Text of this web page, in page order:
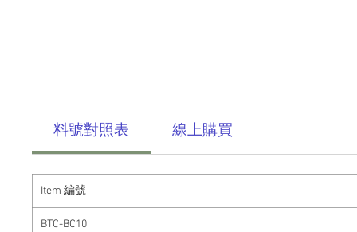
料號對照表 線上購買
Item 編號
BTC-BC10